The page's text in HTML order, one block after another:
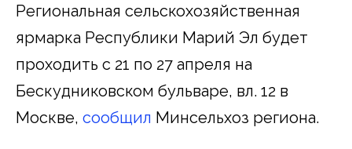
Региональная сельскохозяйственная
ярмарка Республики Марий Эл будет
проходить с 21 по 27 апреля на
Бескудниковском бульваре, вл. 12 в
Москве, сообщил Минсельхоз региона.